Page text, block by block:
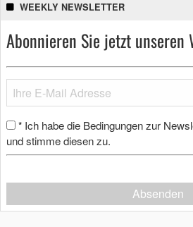
WEEKLY NEWSLETTER
Abonnieren Sie jetzt unseren
* Ich habe die Bedingungen zur
und stimme diesen zu.
Absenden